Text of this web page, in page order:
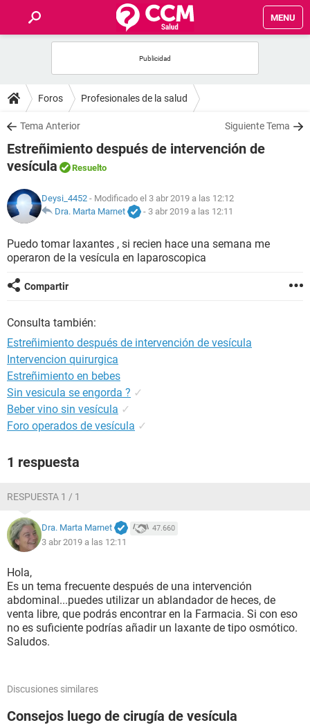
MENU
FOROS
SALUD
FAMILIA
NUTRICIÓN
SEXUALIDAD
Foros Profesionales de la salud
Tema Anterior Siguiente Tema
Estreñimiento después de intervención de
vesícula
Resuelto
Deysi_4452 - Modificado el 3 abr 2019 a las 12:12
Dra. Marta Marnet
- 3 abr 2019 a las 12:11
Puedo tomar laxantes , si recien hace una semana me
operaron de la vesícula en laparoscopica
Compartir
Consulta también:
Estreñimiento después de intervención de vesícula
Intervencion quirurgica
Estreñimiento en bebes
Sin vesicula se engorda ? ✓
Beber vino sin vesícula ✓
Foro operados de vesícula ✓
1 respuesta
RESPUESTA 1 / 1
Dra. Marta Marnet 47.660
3 abr 2019 a las 12:11
Hola,
Es un tema frecuente después de una intervención
abdominal...puedes utilizar un ablandador de heces, de
venta libre, que podrás encontrar en la Farmacia. Si con eso
no es suficiente podrías añadir un laxante de tipo osmótico.
Saludos.
Discusiones similares
Consejos luego de cirugía de vesícula